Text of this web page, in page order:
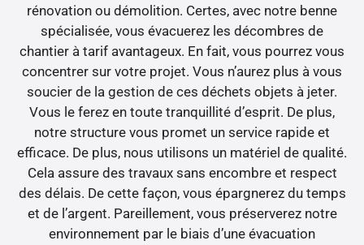
rénovation ou démolition. Certes, avec notre benne
spécialisée, vous évacuerez les décombres de
chantier à tarif avantageux. En fait, vous pourrez vous
concentrer sur votre projet. Vous n’aurez plus à vous
soucier de la gestion de ces déchets objets à jeter.
Vous le ferez en toute tranquillité d’esprit. De plus,
notre structure vous promet un service rapide et
efficace. De plus, nous utilisons un matériel de qualité.
Cela assure des travaux sans encombre et respect
des délais. De cette façon, vous épargnerez du temps
et de l’argent. Pareillement, vous préserverez notre
environnement par le biais d’une évacuation